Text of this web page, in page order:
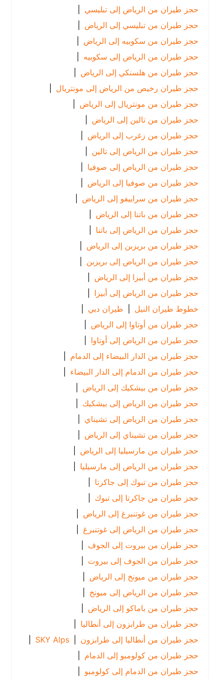
حجز طيران من الرياض إلى تبليسي |
حجز طيران من تبليسي إلى الرياض
|
حجز طيران من سكوبيه إلى الرياض
|
حجز طيران من الرياض إلى سكوبيه |
حجز طيران من هلسنكي إلى الرياض
|
حجز طيران رخيص من الرياض إلى مونتريال |
حجز طيران من مونتريال إلى الرياض
|
حجز طيران من تالين إلى الرياض
|
حجز طيران من زغرب إلى الرياض
|
حجز طيران من الرياض إلى تالين
|
حجز طيران من الرياض إلى صوفيا
|
حجز طيران من صوفيا إلى الرياض
|
حجز طيران من سراييفو إلى الرياض
|
حجز طيران من باتنا إلى الرياض
|
حجز طيران من الرياض إلى باتنا |
حجز طيران من بريزبن إلى الرياض
|
حجز طيران من الرياض إلى بريزبن |
حجز طيران من أبيزا إلى الرياض
|
حجز طيران من الرياض إلى أبيزا
خطوط طيران النيل | طيران دبي |
حجز طيران من أوتاوا إلى الرياض
|
حجز طيران من الرياض إلى أوتاوا |
حجز طيران من الدار البيضاء إلى الدمام
|
حجز طيران من الدمام إلى الدار البيضاء |
حجز طيران من بيشكيك إلى الرياض
|
حجز طيران من الرياض إلى بيشكيك |
حجز طيران من الرياض إلى تشيناي |
حجز طيران من تشيناي إلى الرياض
|
حجز طيران من مارسيليا إلى الرياض
|
حجز طيران من الرياض إلى مارسيليا |
حجز طيران من تبوك إلى جاكرتا
|
حجز طيران من جاكرتا إلى تبوك
|
حجز طيران من غوتنبرغ إلى الرياض
|
حجز طيران من الرياض إلى غوتنبرغ |
حجز طيران من بيروت إلى الجوف |
حجز طيران من الجوف إلى بيروت
|
حجز طيران من ميونخ إلى الرياض
|
حجز طيران من الرياض إلى ميونخ |
حجز طيران من باماكو إلى الرياض
|
حجز طيران من طرابزون إلى أنطاليا
|
حجز طيران من أنطاليا إلى طرابزون |
SKY Alps
|
حجز طيران من كولومبو إلى الدمام
|
حجز طيران من الدمام إلى كولومبو |